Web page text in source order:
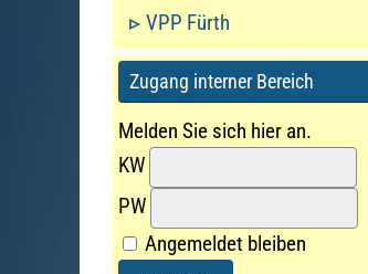
VPP Fürth
Zugang interner Bereich
Melden Sie sich hier an.
KW
PW
Angemeldet bleiben